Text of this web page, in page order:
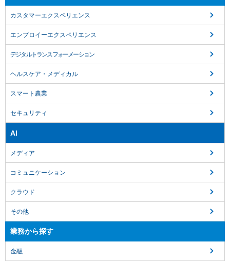
カスタマーエクスペリエンス
エンプロイーエクスペリエンス
デジタルトランスフォーメーション
ヘルスケア・メディカル
スマート農業
セキュリティ
AI
メディア
コミュニケーション
クラウド
その他
業務から探す
金融